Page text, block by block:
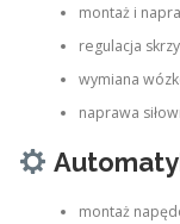
montaż i
regulacja
wymiana
naprawa
montaż